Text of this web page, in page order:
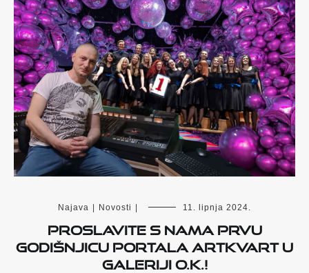
Najava | Novosti | 11. lipnja 2024.
Proslavite s nama prvu
godišnjicu portala ArtKvart u
Galeriji O.K.!